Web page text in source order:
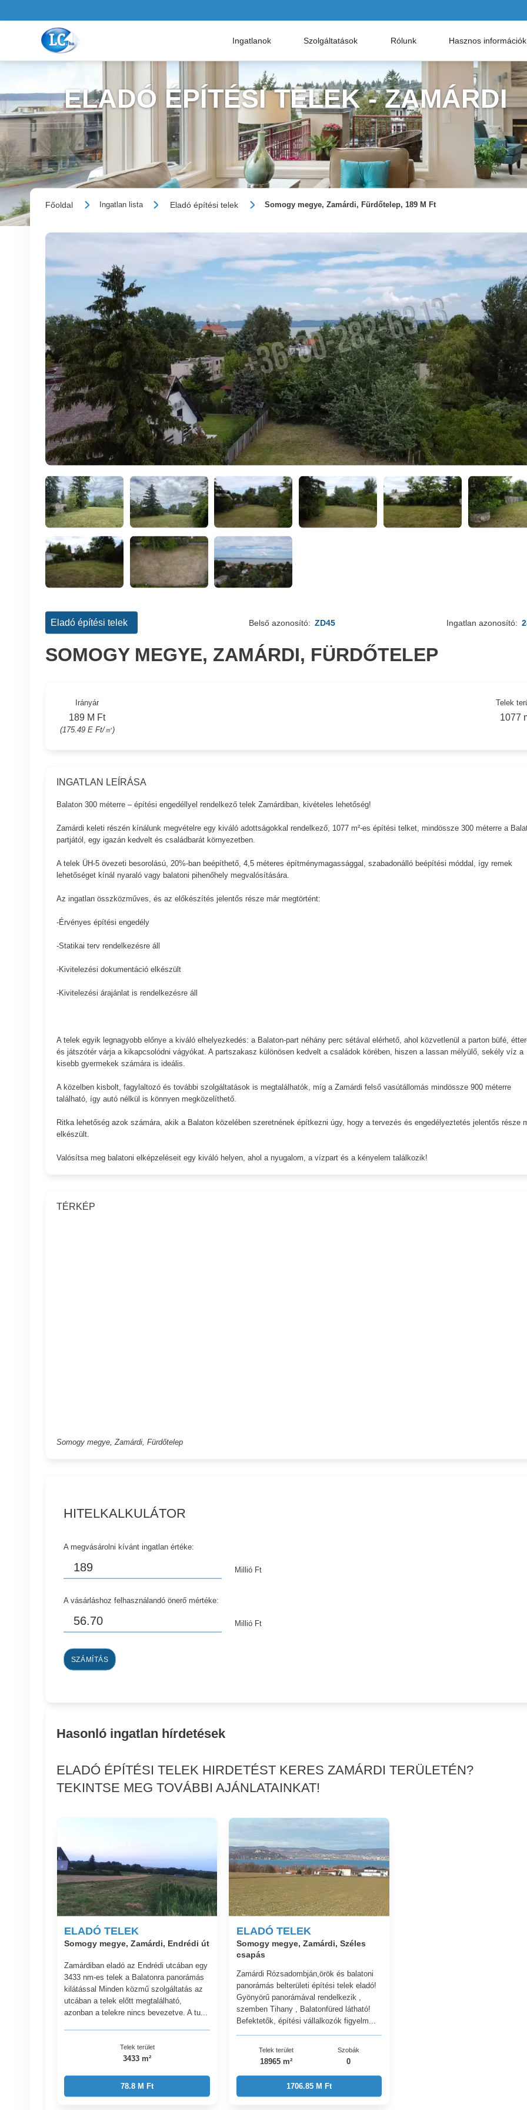
Ingatlanok Szolgáltatások Rólunk Hasznos információk
ELADÓ ÉPÍTÉSI TELEK - ZAMÁRDI
Főoldal Ingatlan lista Eladó építési telek Somogy megye, Zamárdi, Fürdőtelep, 189 M Ft
Eladó építési telek Belső azonosító: ZD45 Ingatlan azonosító:
SOMOGY MEGYE, ZAMÁRDI, FÜRDŐTELEP
Irányár
189 M Ft
(175.49 E Ft/㎡)
Telek
1077
INGATLAN LEÍRÁSA
Balaton 300 méterre – építési engedéllyel rendelkező telek Zamárdiban, kivételes lehetőség!
Zamárdi keleti részén kínálunk megvételre egy kiváló adottságokkal rendelkező, 1077 m²-es építési telket, mindössze 300 méterre a
partjától, egy igazán kedvelt és családbarát környezetben.
A telek ÜH-5 övezeti besorolású, 20%-ban beépíthető, 4,5 méteres építménymagassággal, szabadonálló beépítési móddal, így remek
lehetőséget kínál nyaraló vagy balatoni pihenőhely megvalósítására.
Az ingatlan összközműves, és az előkészítés jelentős része már megtörtént:
-Érvényes építési engedély
-Statikai terv rendelkezésre áll
-Kivitelezési dokumentáció elkészült
-Kivitelezési árajánlat is rendelkezésre áll
A telek egyik legnagyobb előnye a kiváló elhelyezkedés: a Balaton-part néhány perc sétával elérhető, ahol közvetlenül a parton büfé,
és játszótér várja a kikapcsolódni vágyókat. A partszakasz különösen kedvelt a családok körében, hiszen a lassan mélyülő, sekély víz a
kisebb gyermekek számára is ideális.
A közelben kisbolt, fagylaltozó és további szolgáltatások is megtalálhatók, míg a Zamárdi felső vasútállomás mindössze 900 méterre
található, így autó nélkül is könnyen megközelíthető.
Ritka lehetőség azok számára, akik a Balaton közelében szeretnének építkezni úgy, hogy a tervezés és engedélyeztetés jelentős része
elkészült.
Valósítsa meg balatoni elképzeléseit egy kiváló helyen, ahol a nyugalom, a vízpart és a kényelem találkozik!
TÉRKÉP
Somogy megye, Zamárdi, Fürdőtelep
HITELKALKULÁTOR
A megvásárolni kívánt ingatlan értéke:
Millió Ft
A vásárláshoz felhasználandó önerő mértéke:
Millió Ft
SZÁMÍTÁS
Hasonló ingatlan hírdetések
ELADÓ ÉPÍTÉSI TELEK HIRDETÉST KERES ZAMÁRDI TERÜLETÉN?
TEKINTSE MEG TOVÁBBI AJÁNLATAINKAT!
ELADÓ TELEK
Somogy megye, Zamárdi, Endrédi út
Zamárdiban eladó az Endrédi utcában egy
3433 nm-es telek a Balatonra panorámás
kilátással Minden közmű szolgáltatás az
utcában a telek előtt megtalálható,
azonban a telekre nincs bevezetve. A tu...
Telek terület
3433 m²
78.8 M Ft
ELADÓ TELEK
Somogy megye, Zamárdi, Széles
csapás
Zamárdi Rózsadombján,örök és balatoni
panorámás belterületi építési telek eladó!
Gyönyörű panorámával rendelkezik ,
szemben Tihany , Balatonfüred látható!
Befektetők, építési vállalkozók figyelm...
Telek terület
18965 m²
Szobák
0
1706.85 M Ft